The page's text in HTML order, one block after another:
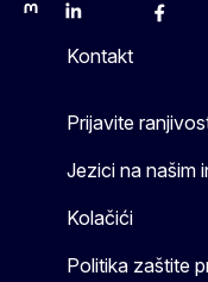
MastodonLinkedInBluesky
Kontakt
Prijavite
Jezici na našim
Kolačići
Politika zaštite